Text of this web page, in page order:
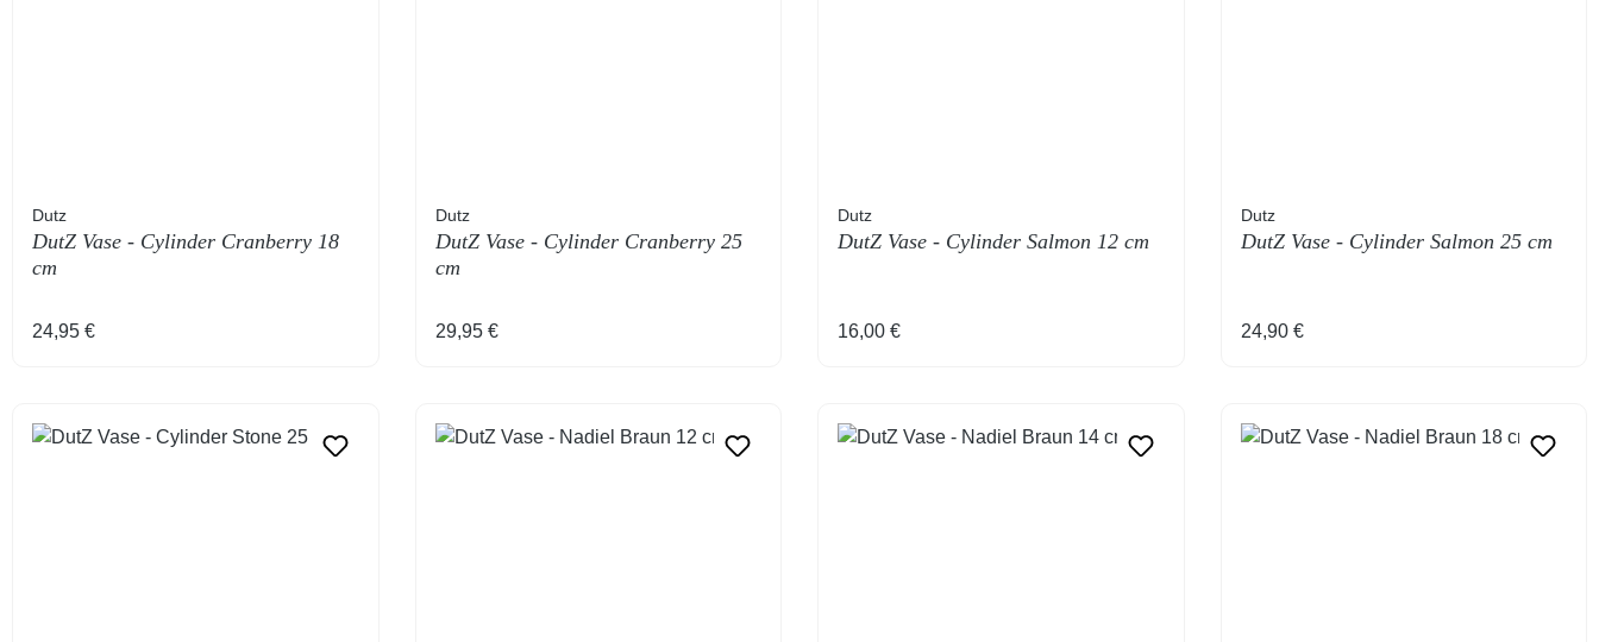
Dutz
DutZ Vase - Cylinder Cranberry 18
cm
Regulärer Preis:
24,95 €
Dutz
DutZ Vase - Cylinder Cranberry 25
cm
Regulärer Preis:
29,95 €
Dutz
DutZ Vase - Cylinder Salmon 12 cm
Regulärer Preis:
16,00 €
Dutz
DutZ Vase - Cylinder Salmon 25 cm
Regulärer Preis:
24,90 €